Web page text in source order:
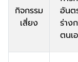
กิจกรรม
เสี่ยง
อันต
ร่าง
ตนเ